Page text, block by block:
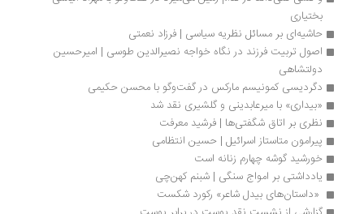
بختیاری
حاشیه‌ای بر مسائل نظریه سیاسی | فرزاد نعمتی
اصول تربیت فرزند در نگاه خواجه نصیرالدین طوسی | امیرحسین
دولتشاهی
دگردیسی کمونیسم مارکس در گفت‌وگو با محسن حکیمی
«بیداری» با میرعابدینی و گلشیری نقد شد
نظری بر اتاق شگفتی‌ها | فرشید معرفت
پیرامون متاستاز اسرائیل | حسین انتظامی
خورشید گوشه چهارم زنانه است
یادداشتی بر امواج سنگی | شبنم کهن‌چی
«داستان‌های بیدل ‌شاعر» رکورد شکست